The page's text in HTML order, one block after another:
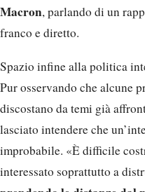
Macron, parlando di un
franco e diretto.
Spazio infine alla politica
Pur osservando che alcune
discostano da temi già
lasciato intendere che
improbabile. «È difficile
interessato soprattutto a